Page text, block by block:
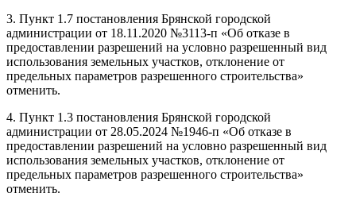
3. Пункт 1.7 постановления Брянской городской
администрации от 18.11.2020 №3113-п «Об отказе в
предоставлении разрешений на условно разрешенный вид
использования земельных участков, отклонение от
предельных параметров разрешенного строительства»
отменить.
4. Пункт 1.3 постановления Брянской городской
администрации от 28.05.2024 №1946-п «Об отказе в
предоставлении разрешений на условно разрешенный вид
использования земельных участков, отклонение от
предельных параметров разрешенного строительства»
отменить.